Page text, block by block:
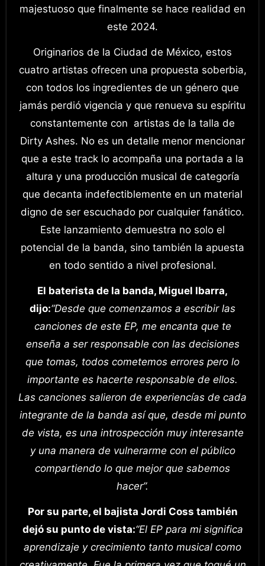
majestuoso que finalmente se hace realidad en
este 2024.
Originarios de la Ciudad de México, estos
cuatro artistas ofrecen una propuesta soberbia,
con todos los ingredientes de un género que
jamás perdió vigencia y que renueva su espíritu
constantemente con artistas de la talla de
Dirty Ashes. No es un detalle menor mencionar
que a este track lo acompaña una portada a la
altura y una producción musical de categoría
que decanta indefectiblemente en un material
digno de ser escuchado por cualquier fanático.
Este lanzamiento demuestra no solo el
potencial de la banda, sino también la apuesta
en todo sentido a nivel profesional.
El baterista de la banda, Miguel Ibarra,
dijo:“Desde que comenzamos a escribir las
canciones de este EP, me encanta que te
enseña a ser responsable con las decisiones
que tomas, todos cometemos errores pero lo
importante es hacerte responsable de ellos.
Las canciones salieron de experiencías de cada
integrante de la banda así que, desde mi punto
de vista, es una introspección muy interesante
y una manera de vulnerarme con el público
compartiendo lo que mejor que sabemos
hacer”.
Por su parte, el bajista Jordi Coss también
dejó su punto de vista:“El EP para mi significa
aprendizaje y crecimiento tanto musical como